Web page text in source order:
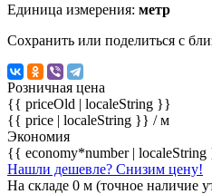
Единица измерения: метр
Сохранить или поделиться с
Розничная цена
{{ priceOld | localeString }}
{{ price | localeString }} / м
Экономия
{{ economy*number |
Нашли дешевле? Снизим цену!
На складе 0 м (точное наличие